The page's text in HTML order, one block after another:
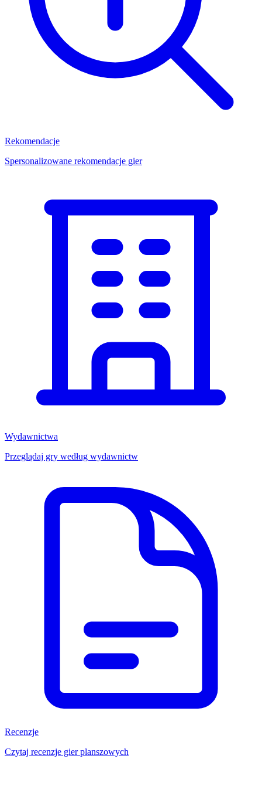
Rekomendacje
Spersonalizowane rekomendacje gier
Wydawnictwa
Przeglądaj gry według wydawnictw
Recenzje
Czytaj recenzje gier planszowych